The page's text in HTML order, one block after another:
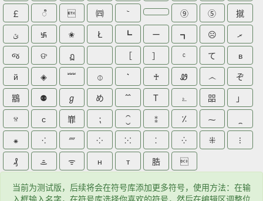
￡
ꦶ  ㈣ ⑨ ⑤
㩆
ݶ
࿗ ✬ Ł ┗ ー ┓ ☹
ރ
જ
ଙ ฏ ［ ］ ᶜ て
в
й
◈ ﹌ ⦶ ♰ Ꮺ ෴
ぞ
䳪
⚉ ℊ め Τ ۓ 㗊
」
ⱄ
с 㠑 ⁏ ⁐ ⁑ ⁒ ⁓
⁕
⁖ ⁗ ⁘ ⁙ ⁚ ⁛ ⁜
⁝
₰
ᯥ ᯤ ʜ ᴛ 㬶 
当前为测试版，后续将会在符号库添加更多符号，使用方法：在输
入框输入名字，在符号库选择你喜欢的符号，然后在编辑区调整位